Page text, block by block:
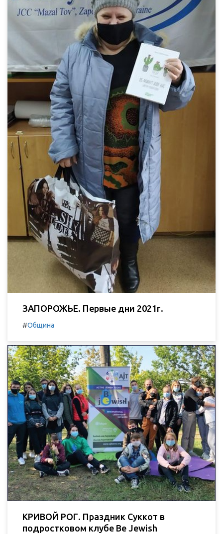
ЗАПОРОЖЬЕ. Первые дни 2021г.
#Община
КРИВОЙ РОГ. Праздник Суккот в
подростковом клубе Be Jewish